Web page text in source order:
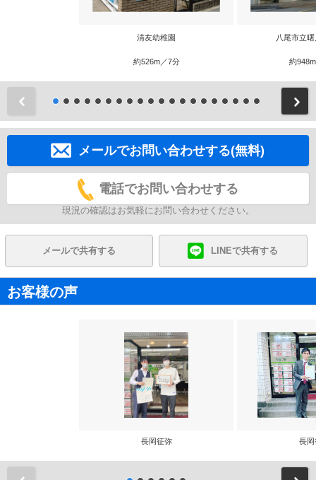
清友幼稚園
約526m／7分
八尾市立
約
メールでお問い合わせする(無料)
電話でお問い合わせする
現況の確認はお気軽にお問い合わせください。
メールで共有する LINEで共有する
お客様の声
長岡征弥 長岡